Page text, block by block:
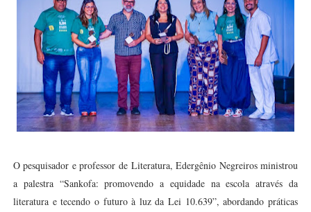
O pesquisador e professor de Literatura, Edergênio Negreiros ministrou
a palestra “Sankofa: promovendo a equidade na escola através da
literatura e tecendo o futuro à luz da Lei 10.639”, abordando práticas